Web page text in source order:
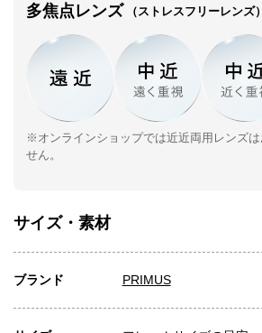
多焦点レンズ （ストレスフリーレンズ）
※オンラインショップでは近近両用レンズは
せん。
サイズ・素材
ブランド PRIMUS